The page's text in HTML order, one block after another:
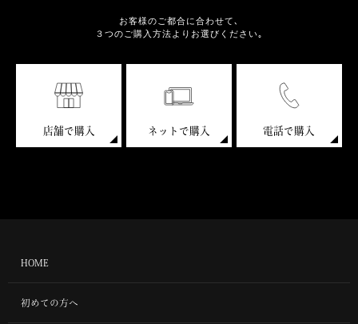
お客様のご都合に合わせて､
３つのご購入方法よりお選びください｡
店舗で購入 ネットで購入 電話で購入
HOME
初めての方へ